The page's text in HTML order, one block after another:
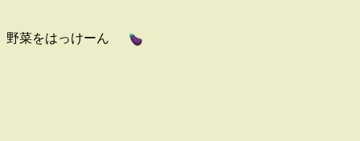
野菜をはっけーん